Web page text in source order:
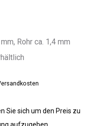
Rohr ca. 1,4 mm
Sie sich um den Preis zu